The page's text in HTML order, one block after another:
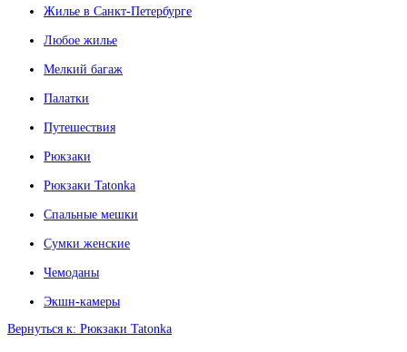
Жилье в Санкт-Петербурге
Любое жилье
Мелкий багаж
Палатки
Путешествия
Рюкзаки
Рюкзаки Tatonka
Спальные мешки
Сумки женские
Чемоданы
Экшн-камеры
Вернуться к: Рюкзаки Tatonka